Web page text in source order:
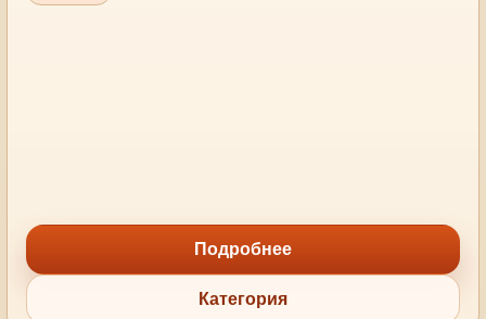
Подробнее
Категория